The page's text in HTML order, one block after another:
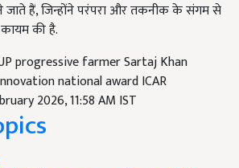
हैं, जिन्होंने परंपरा और तकनीक के संगम से
की है.
progressive farmer Sartaj Khan
national award ICAR
2026, 11:58 AM IST